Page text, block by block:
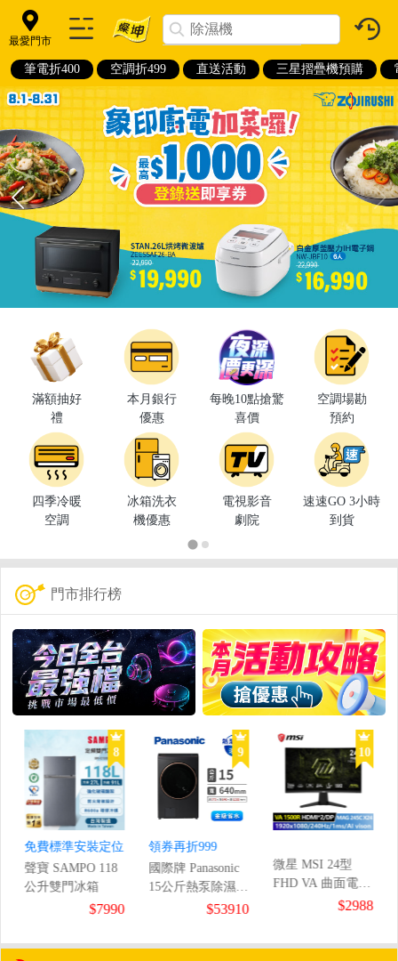
最愛門市
筆電折400 空調折499 直送活動 三星摺疊機預購
滿額抽好
禮
本月銀行
優惠
每晚10點搶驚
喜價
空調場勘
預約
四季冷暖
空調
冰箱洗衣
機優惠
電視影音
劇院
速速GO 3小時
到貨
門市排行榜
8
免費標準安裝定位
聲寶 SAMPO 118
公升雙門冰箱
$7990
9
領券再折999
國際牌 Panasonic
15公斤熱泵除濕式
滾筒洗衣機$53910
10
微星 MSI 24型
FHD VA 曲面電競
$2988